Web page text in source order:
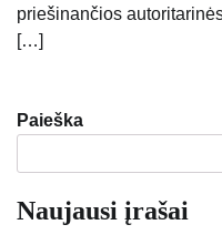
priešinančios
[…]
Paieška
Naujausi įrašai